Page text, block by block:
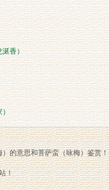
涎香）
）
的意思和菩萨蛮（咏梅）鉴赏！
！